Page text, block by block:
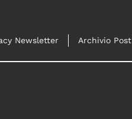
Newsletter Archivio Post